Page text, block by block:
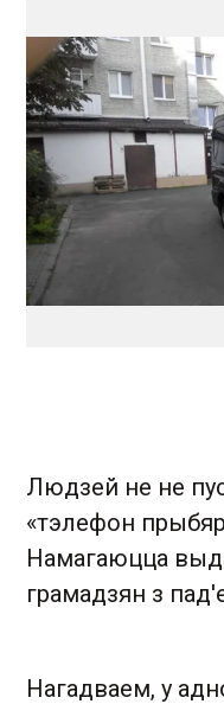
Людзей не не
«тэлефон
Намагаюцца
грамадзян з
Нагадваем, у